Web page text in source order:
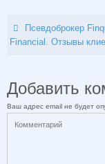
Псевдоброкер
Financial. Отзывы
Добавить
Ваш адрес email не будет